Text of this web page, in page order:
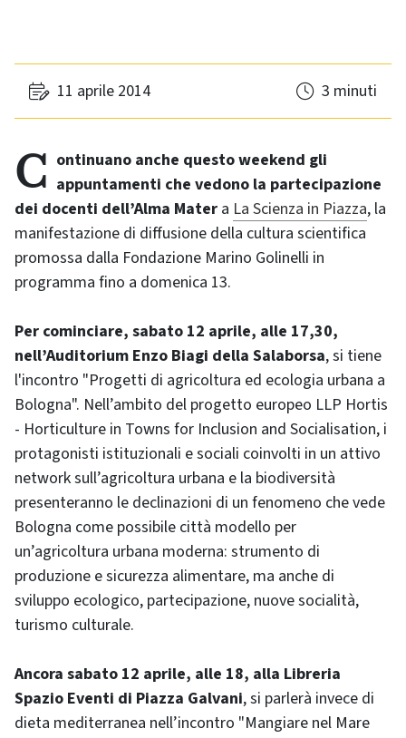
11 aprile 2014 3 minuti
Continuano anche questo weekend gli appuntamenti che vedono la partecipazione
dei docenti dell’Alma Mater a La Scienza in Piazza, la
manifestazione di diffusione della cultura scientifica
promossa dalla Fondazione Marino Golinelli in
programma fino a domenica 13.
Per cominciare, sabato 12 aprile, alle 17,30,
nell’Auditorium Enzo Biagi della Salaborsa, si tiene
l'incontro "Progetti di agricoltura ed ecologia urbana a
Bologna". Nell’ambito del progetto europeo LLP Hortis
- Horticulture in Towns for Inclusion and Socialisation, i
protagonisti istituzionali e sociali coinvolti in un attivo
network sull’agricoltura urbana e la biodiversità
presenteranno le declinazioni di un fenomeno che vede
Bologna come possibile città modello per
un’agricoltura urbana moderna: strumento di
produzione e sicurezza alimentare, ma anche di
sviluppo ecologico, partecipazione, nuove socialità,
turismo culturale.
Ancora sabato 12 aprile, alle 18, alla Libreria
Spazio Eventi di Piazza Galvani, si parlerà invece di
dieta mediterranea nell’incontro "Mangiare nel Mare